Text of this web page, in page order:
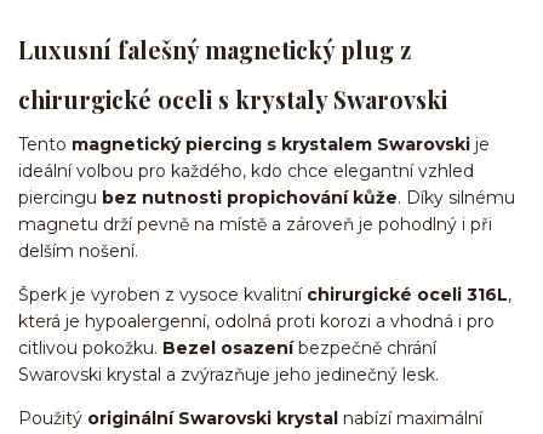
Luxusní falešný magnetický plug z
chirurgické oceli s krystaly Swarovski
Tento magnetický piercing s krystalem Swarovski je
ideální volbou pro každého, kdo chce elegantní vzhled
piercingu bez nutnosti propichování kůže. Díky silnému
magnetu drží pevně na místě a zároveň je pohodlný i při
delším nošení.
Šperk je vyroben z vysoce kvalitní chirurgické oceli 316L,
která je hypoalergenní, odolná proti korozi a vhodná i pro
citlivou pokožku. Bezel osazeníbezpečně chrání
Swarovski krystal a zvýrazňuje jeho jedinečný lesk.
Použitý originální Swarovski krystal nabízí maximální